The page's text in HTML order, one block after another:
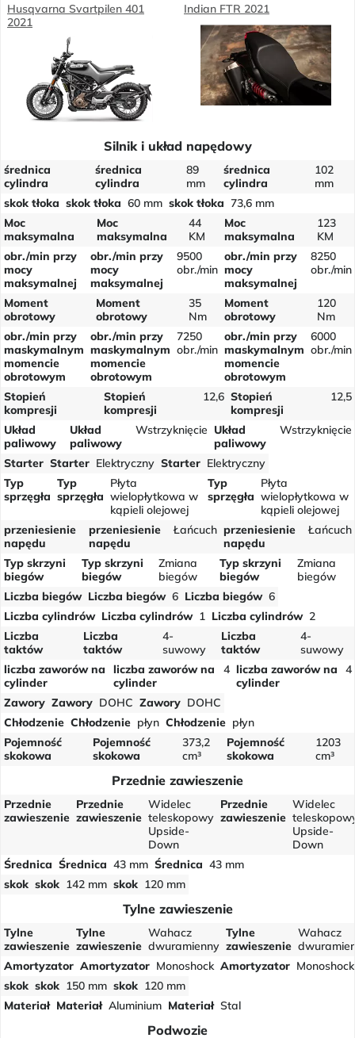
Husqvarna Svartpilen 401
2021
Indian FTR 2021
Silnik i układ napędowy
średnica
cylindra
średnica
cylindra
89
mm
średnica
cylindra
102
mm
skok tłoka skok tłoka 60 mm skok tłoka 73,6 mm
Moc
maksymalna
Moc
maksymalna
44
KM
Moc
maksymalna
123
KM
obr./min przy
mocy
maksymalnej
obr./min przy
mocy
maksymalnej
9500
obr./min
obr./min przy
mocy
maksymalnej
8250
obr./min
Moment
obrotowy
Moment
obrotowy
35
Nm
Moment
obrotowy
120
Nm
obr./min przy
maskymalnym
momencie
obrotowym
obr./min przy
maskymalnym
momencie
obrotowym
7250
obr./min
obr./min przy
maskymalnym
momencie
obrotowym
6000
obr./min
Stopień
kompresji
Stopień
kompresji
12,6 Stopień
kompresji
12,5
Układ
paliwowy
Układ
paliwowy
Wstrzyknięcie Układ
paliwowy
Wstrzyknięcie
Starter Starter Elektryczny Starter Elektryczny
Typ
sprzęgła
Typ
sprzęgła
Płyta
wielopłytkowa w
kąpieli olejowej
Typ
sprzęgła
Płyta
wielopłytkowa w
kąpieli olejowej
przeniesienie
napędu
przeniesienie
napędu
Łańcuch przeniesienie
napędu
Łańcuch
Typ skrzyni
biegów
Typ skrzyni
biegów
Zmiana
biegów
Typ skrzyni
biegów
Zmiana
biegów
Liczba biegów Liczba biegów 6 Liczba biegów 6
Liczba cylindrów Liczba cylindrów 1 Liczba cylindrów 2
Liczba
taktów
Liczba
taktów
4-
suwowy
Liczba
taktów
4-
suwowy
liczba zaworów na
cylinder
liczba zaworów na
cylinder
4 liczba zaworów na
cylinder
4
Zawory Zawory DOHC Zawory DOHC
Chłodzenie Chłodzenie płyn Chłodzenie płyn
Pojemność
skokowa
Pojemność
skokowa
373,2
cm³
Pojemność
skokowa
1203
cm³
Przednie zawieszenie
Przednie
zawieszenie
Przednie
zawieszenie
Widelec
teleskopowy
Upside-
Down
Przednie
zawieszenie
Widelec
Upside-
Down
Średnica Średnica 43 mm Średnica 43 mm
skok skok 142 mm skok 120 mm
Tylne zawieszenie
Tylne
zawieszenie
Tylne
zawieszenie
Wahacz
dwuramienny
Tylne
zawieszenie
Wahacz
Amortyzator Amortyzator Monoshock Amortyzator Monoshock
skok skok 150 mm skok 120 mm
Materiał Materiał Aluminium Materiał Stal
Podwozie